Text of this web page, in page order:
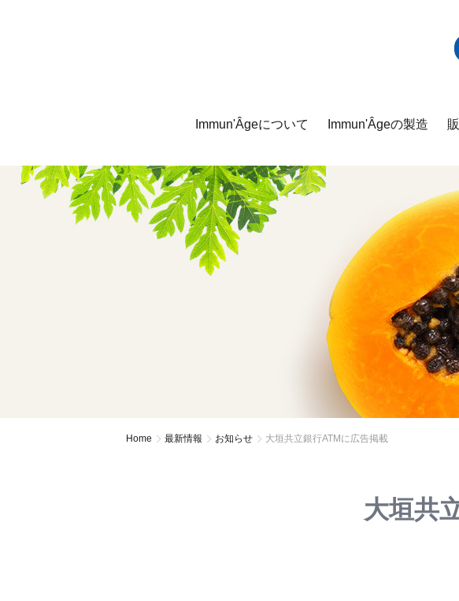
Immun'Âgeについて Immun'Âgeの製造
Home 最新情報 お知らせ 大垣共立銀行ATMに広告掲載
大垣共